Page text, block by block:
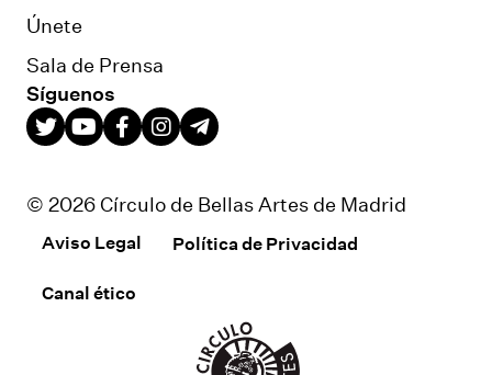
Únete
Sala de Prensa
Síguenos
© 2026 Círculo de Bellas Artes de Madrid
Aviso Legal Política de Privacidad
Canal ético